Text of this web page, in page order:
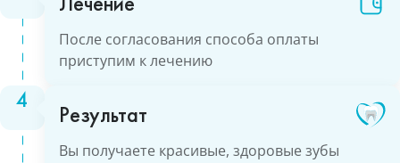
После согласования способа оплаты
приступим к лечению
Результат
Вы получаете красивые, здоровые зубы